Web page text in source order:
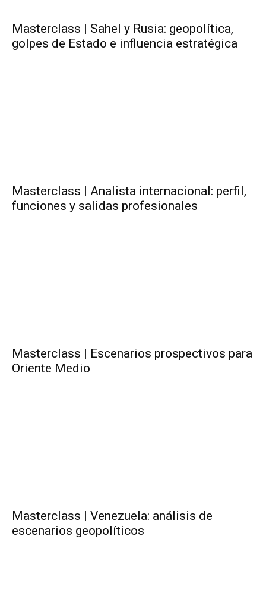
Masterclass | Sahel y Rusia: geopolítica,
golpes de Estado e influencia estratégica
Masterclass | Analista internacional: perfil,
funciones y salidas profesionales
Masterclass | Escenarios prospectivos para
Oriente Medio
Masterclass | Venezuela: análisis de
escenarios geopolíticos